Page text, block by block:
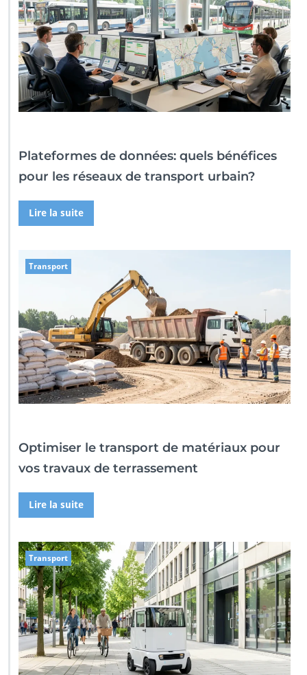
Plateformes de données: quels bénéfices
pour les réseaux de transport urbain?
Lire la suite
Transport
Optimiser le transport de matériaux pour
vos travaux de terrassement
Lire la suite
Transport